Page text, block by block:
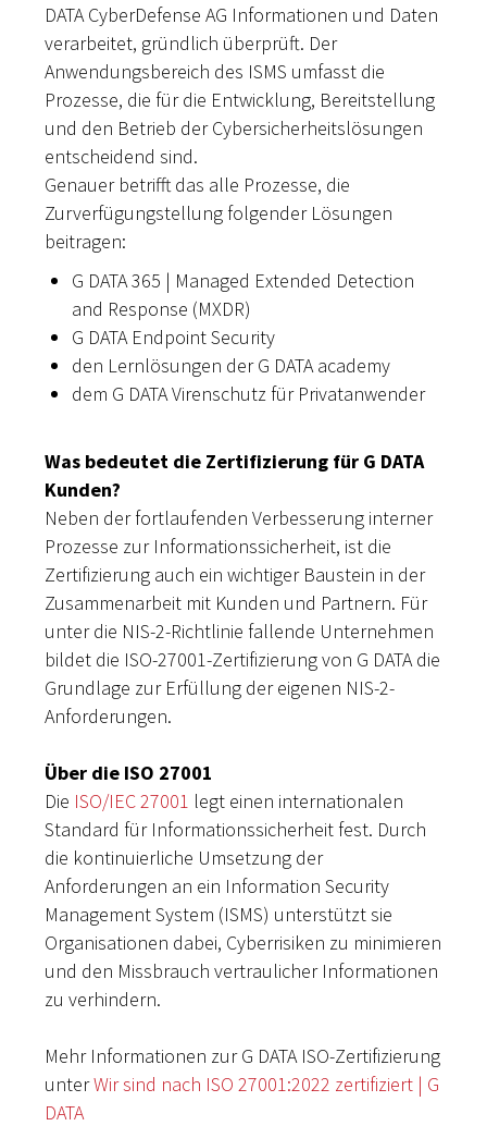
DATA CyberDefense AG Informationen und Daten
verarbeitet, gründlich überprüft. Der
Anwendungsbereich des ISMS umfasst die
Prozesse, die für die Entwicklung, Bereitstellung
und den Betrieb der Cybersicherheitslösungen
entscheidend sind.
Genauer betrifft das alle Prozesse, die
Zurverfügungstellung folgender Lösungen
beitragen:
G DATA 365 | Managed Extended Detection
and Response (MXDR)
G DATA Endpoint Security
den Lernlösungen der G DATA academy
dem G DATA Virenschutz für Privatanwender
Was bedeutet die Zertifizierung für G DATA
Kunden?
Neben der fortlaufenden Verbesserung interner
Prozesse zur Informationssicherheit, ist die
Zertifizierung auch ein wichtiger Baustein in der
Zusammenarbeit mit Kunden und Partnern. Für
unter die NIS-2-Richtlinie fallende Unternehmen
bildet die ISO-27001-Zertifizierung von G DATA die
Grundlage zur Erfüllung der eigenen NIS-2-
Anforderungen.
Über die ISO 27001
Die ISO/IEC 27001 legt einen internationalen
Standard für Informationssicherheit fest. Durch
die kontinuierliche Umsetzung der
Anforderungen an ein Information Security
Management System (ISMS) unterstützt sie
Organisationen dabei, Cyberrisiken zu minimieren
und den Missbrauch vertraulicher Informationen
zu verhindern.
Mehr Informationen zur G DATA ISO-Zertifizierung
unterWir sind nach ISO 27001:2022 zertifiziert | G
DATA